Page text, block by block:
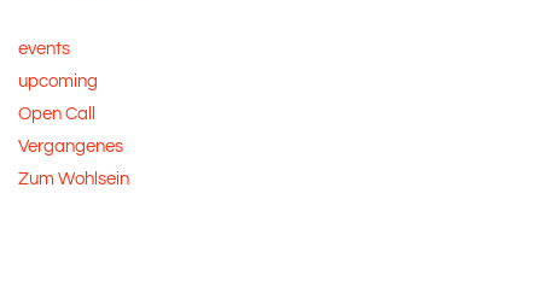
events
upcoming
Open Call
Vergangenes
Zum Wohlsein